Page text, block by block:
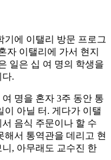
기에 이탤리 방문 프로그
자 이탤리에 가서 현지
일은 십 여 명의 학생을
다.
명을 혼자 3주 동안 통
이 아닐 터. 게다가 이탤
음식 주문이나 할 수
해서 통역관을 데리고 현
, 아무래도 교수진 한